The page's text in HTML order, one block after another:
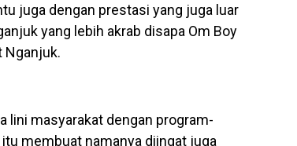
juga dengan prestasi yang juga luar
yang lebih akrab disapa Om Boy
Nganjuk.
lini masyarakat dengan program-
membuat namanya diingat juga